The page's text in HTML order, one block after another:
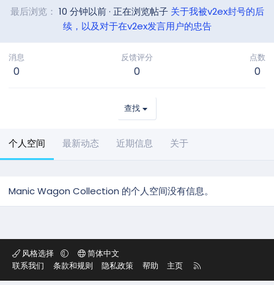
最后浏览
10 分钟以前 · 正在浏览帖子 关于我被v2ex封号的后
续，以及对于在v2ex发言用户的忠告
消息
0
反馈评分
0
点数
0
查找
个人空间 最新动态 近期信息 关于
Manic Wagon Collection 的个人空间没有信息。
风格选择
简体中文
联系我们
条款和规则 隐私政策 帮助 主页